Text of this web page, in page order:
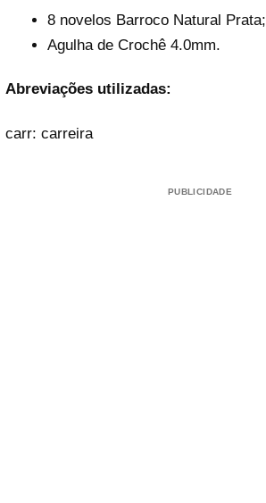
8 novelos Barroco Natural Prata;
Agulha de Crochê 4.0mm.
Abreviações utilizadas:
carr: carreira
PUBLICIDADE